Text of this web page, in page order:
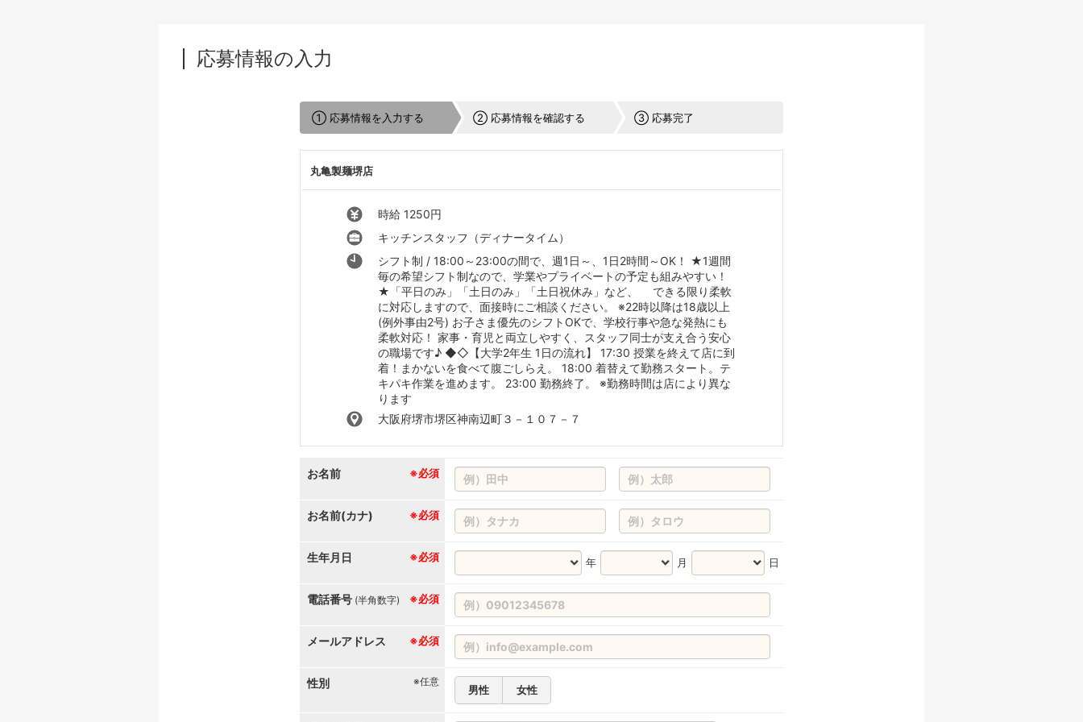
応募情報の入力
① 応募情報を入力する ② 応募情報を確認する ③ 応募完了
丸亀製麺堺店
時給 1250円
キッチンスタッフ（ディナータイム）
シフト制 / 18:00～23:00の間で、週1日～、1日2時間～OK！ ★1週間
毎の希望シフト制なので、学業やプライベートの予定も組みやすい！
★「平日のみ」「土日のみ」「土日祝休み」など、 できる限り柔軟
に対応しますので、面接時にご相談ください。 ※22時以降は18歳以上
(例外事由2号) お子さま優先のシフトOKで、学校行事や急な発熱にも
柔軟対応！ 家事・育児と両立しやすく、スタッフ同士が支え合う安心
の職場です♪ ◆◇【大学2年生 1日の流れ】 17:30 授業を終えて店に到
着！まかないを食べて腹ごしらえ。 18:00 着替えて勤務スタート。テ
キパキ作業を進めます。 23:00 勤務終了。 ※勤務時間は店により異な
ります
大阪府堺市堺区神南辺町３－１０７－７
お名前 ※必須
お名前(カナ) ※必須
生年月日 ※必須 年 月 日
電話番号 ※必須
(半角数字)
メールアドレス ※必須
性別 ※任意
男性 女性